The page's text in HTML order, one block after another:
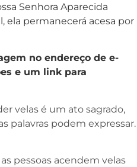
Senhora Aparecida
ela permanecerá acesa por
no endereço de e-
e um link para
velas é um ato sagrado,
palavras podem expressar.
pessoas acendem velas